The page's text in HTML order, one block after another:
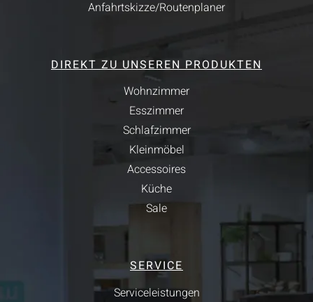
Anfahrtskizze/Routenplaner
DIREKT ZU UNSEREN PRODUKTEN
Wohnzimmer
Esszimmer
Schlafzimmer
Kleinmöbel
Accessoires
Küche
Sale
SERVICE
Serviceleistungen